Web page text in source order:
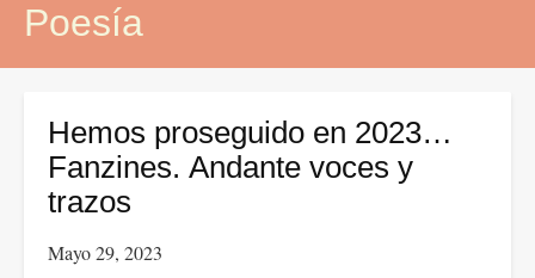
Poesía
Hemos proseguido en 2023…
Fanzines. Andante voces y
trazos
Mayo 29, 2023